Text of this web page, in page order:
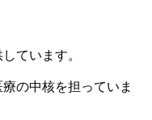
ています。
の中核を担っていま